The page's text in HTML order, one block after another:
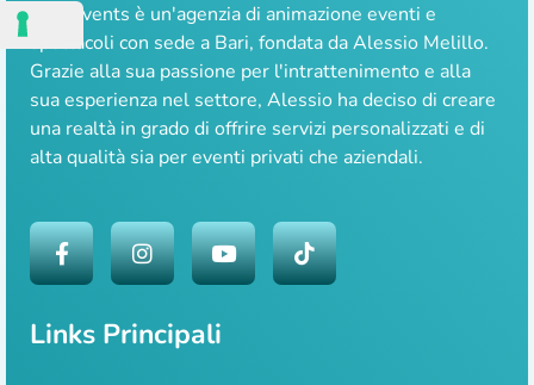
Lale Events è un'agenzia di animazione eventi e
spettacoli con sede a Bari, fondata da Alessio Melillo.
Grazie alla sua passione per l'intrattenimento e alla
sua esperienza nel settore, Alessio ha deciso di creare
una realtà in grado di offrire servizi personalizzati e di
alta qualità sia per eventi privati che aziendali.
Links Principali